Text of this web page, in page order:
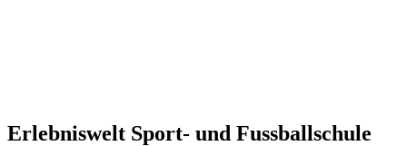
Erlebniswelt Sport- und Fussballschule